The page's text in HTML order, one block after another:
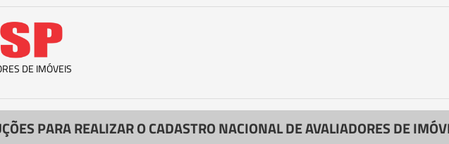
DE IMÓVEIS
PARA REALIZAR O CADASTRO NACIONAL DE AVALIADORES DE